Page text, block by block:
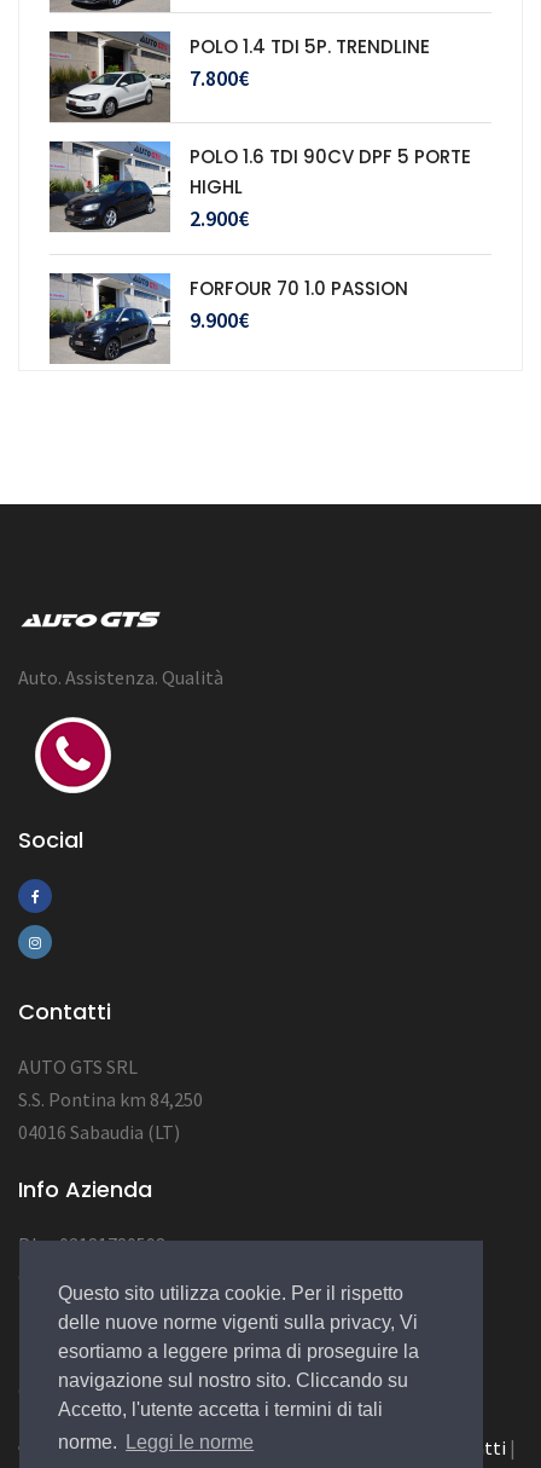
Questo sito utilizza cookie. Per il rispetto
delle nuove norme vigenti sulla privacy, Vi
esortiamo a leggere prima di proseguire la
navigazione sul nostro sito. Cliccando su
Accetto, l'utente accetta i termini di tali
norme.
Leggi le norme
POLO 1.4 TDI 5P. TRENDLINE
7.800€
POLO 1.6 TDI 90CV DPF 5 PORTE
HIGHL
2.900€
FORFOUR 70 1.0 PASSION
9.900€
Auto. Assistenza. Qualità
Social
Contatti
AUTO GTS SRL
S.S. Pontina km 84,250
04016 Sabaudia (LT)
Info Azienda
P.Iva 03181780598
NUM REA LT123456
© 2022 Design by EGSoft
Cookie|Privacy Law|Azienda Contatti |